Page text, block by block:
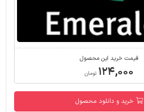
قیمت خرید این محصول
۱۲۴,۰۰۰ تومان
خرید و دانلود محصول